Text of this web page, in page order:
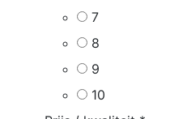
7
8
9
10